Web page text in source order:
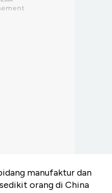
manufaktur dan
orang di China